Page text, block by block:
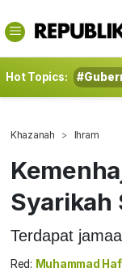
Hot Topics:
Khazanah Ihram
Syarikah
Terdapat
Red: Muhammad